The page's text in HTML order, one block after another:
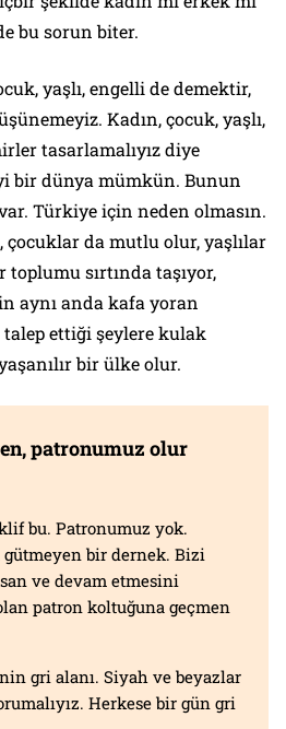
bu sorun biter.
yaşlı, engelli de demektir,
Kadın, çocuk, yaşlı,
tasarlamalıyız diye
bir dünya mümkün. Bunun
Türkiye için neden olmasın.
da mutlu olur, yaşlılar
sırtında taşıyor,
aynı anda kafa yoran
ettiği şeylere kulak
bir ülke olur.
patronumuz olur
bu. Patronumuz yok.
bir dernek. Bizi
ve devam etmesini
patron koltuğuna geçmen
gri alanı. Siyah ve beyazlar
Herkese bir gün gri